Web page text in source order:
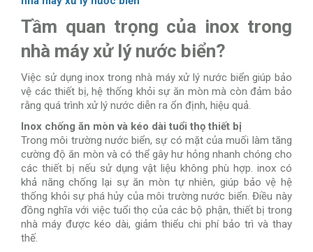
Tầm quan trọng của inox trong
nhà máy xử lý nước biển?
Việc sử dụng inox trong nhà máy xử lý nước biển giúp bảo
vệ các thiết bị, hệ thống khỏi sự ăn mòn mà còn đảm bảo
rằng quá trình xử lý nước diễn ra ổn định, hiệu quả.
Inox chống ăn mòn và kéo dài tuổi thọ thiết bị
Trong môi trường nước biển, sự có mặt của muối làm tăng
cường độ ăn mòn và có thể gây hư hỏng nhanh chóng cho
các thiết bị nếu sử dụng vật liệu không phù hợp. inox có
khả năng chống lại sự ăn mòn tự nhiên, giúp bảo vệ hệ
thống khỏi sự phá hủy của môi trường nước biển. Điều này
đồng nghĩa với việc tuổi thọ của các bộ phận, thiết bị trong
nhà máy được kéo dài, giảm thiểu chi phí bảo trì và thay
thế.